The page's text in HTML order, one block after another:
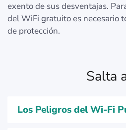
exento de sus desventajas.
del WiFi gratuito es necesario
de protección.
Salta
Los Peligros del Wi-Fi